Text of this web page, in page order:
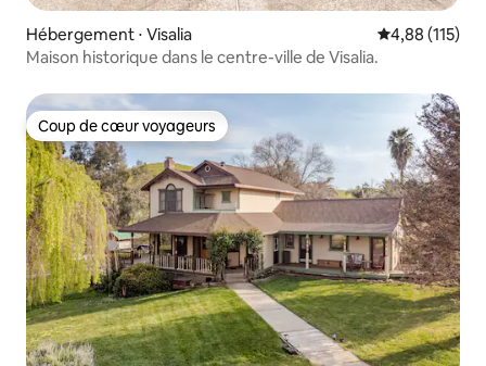
Hébergement ⋅ Visalia Évaluation
4,88 (115)
Maison historique dans le centre-ville de Visalia.
Coup de cœur voyageurs
Coup de cœur voyageurs